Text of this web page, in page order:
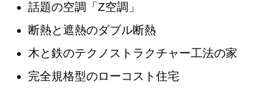
話題の空調「Z空調」
断熱と遮熱のダブル断熱
木と鉄のテクノストラクチャー工法の家
完全規格型のローコスト住宅